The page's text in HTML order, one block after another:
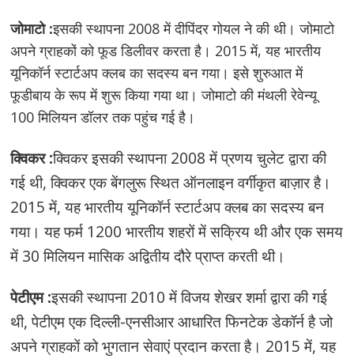
जोमाटो :इसकी स्थापना 2008 में दीपिंदर गोयल ने की थी। जोमाटो
अपने ग्राहकों को फूड डिलीवर करता है। 2015 में, यह भारतीय
यूनिकॉर्न स्टार्टअप क्लब का सदस्य बन गया। इसे शुरुआत में
फूडीबाय के रूप में शुरू किया गया था। जोमाटो की मंथली रेवेन्यू
100 मिलियन डॉलर तक पहुंच गई है।
क्विकर :क्विकर इसकी स्थापना 2008 में प्रणय चुलेट द्वारा की
गई थी, क्विकर एक बेंगलुरू स्थित ऑनलाइन वर्गीकृत बाज़ार है।
2015 में, यह भारतीय यूनिकॉर्न स्टार्टअप क्लब का सदस्य बन
गया। यह फर्म 1200 भारतीय शहरों में सक्रिय थी और एक समय
में 30 मिलियन मासिक अद्वितीय दौरे प्राप्त करती थी।
पेटीएम :इसकी स्थापना 2010 में विजय शेखर शर्मा द्वारा की गई
थी, पेटीएम एक दिल्ली-एनसीआर आधारित फिनटेक डेकॉर्न है जो
अपने ग्राहकों को भुगतान सेवाएं प्रदान करता है। 2015 में, यह